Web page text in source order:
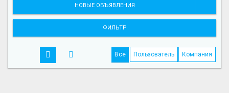
НОВЫЕ ОБЪЯВЛЕНИЯ
ФИЛЬТР
Все Пользователь Компания